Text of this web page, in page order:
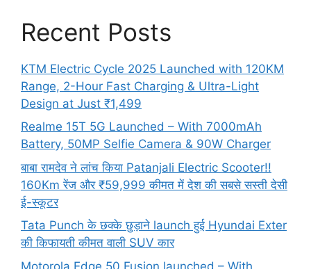
Recent Posts
KTM Electric Cycle 2025 Launched with 120KM
Range, 2-Hour Fast Charging & Ultra-Light
Design at Just ₹1,499
Realme 15T 5G Launched – With 7000mAh
Battery, 50MP Selfie Camera & 90W Charger
बाबा रामदेव ने लांच किया Patanjali Electric Scooter!!
160Km रेंज और ₹59,999 कीमत में देश की सबसे सस्ती देसी
ई-स्कूटर
Tata Punch के छक्के छुड़ाने launch हुई Hyundai Exter
की किफायती कीमत वाली SUV कार
Motorola Edge 50 Fusion launched – With